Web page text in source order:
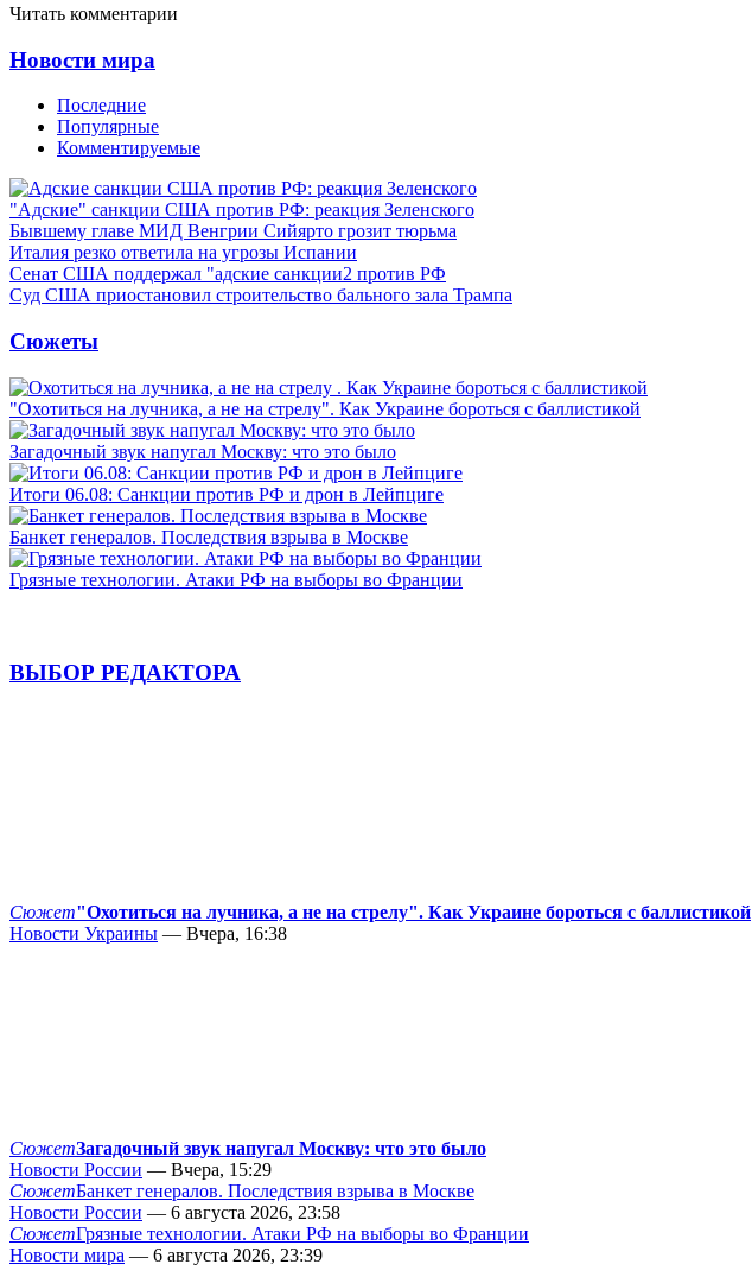
Читать комментарии
Новости мира
Последние
Популярные
Комментируемые
"Адские" санкции США против РФ: реакция Зеленского
Бывшему главе МИД Венгрии Сийярто грозит тюрьма
Италия резко ответила на угрозы Испании
Сенат США поддержал "адские санкции2 против РФ
Суд США приостановил строительство бального зала Трампа
Сюжеты
"Охотиться на лучника, а не на стрелу". Как Украине бороться с баллистикой
Загадочный звук напугал Москву: что это было
Итоги 06.08: Санкции против РФ и дрон в Лейпциге
Банкет генералов. Последствия взрыва в Москве
Грязные технологии. Атаки РФ на выборы во Франции
ВЫБОР РЕДАКТОРА
Сюжет"Охотиться на лучника, а не на стрелу". Как Украине бороться с баллистикой
Новости Украины — Вчера, 16:38
СюжетЗагадочный звук напугал Москву: что это было
Новости России — Вчера, 15:29
СюжетБанкет генералов. Последствия взрыва в Москве
Новости России — 6 августа 2026, 23:58
СюжетГрязные технологии. Атаки РФ на выборы во Франции
Новости мира — 6 августа 2026, 23:39